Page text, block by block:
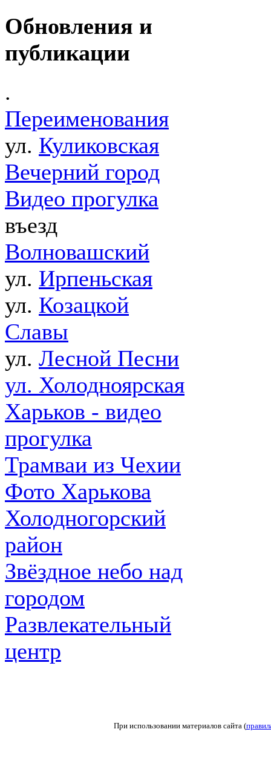
Обновления и
публикации
.
Переименования
ул. Куликовская
Вечерний город
Видео прогулка
въезд
Волновашский
ул. Ирпеньская
ул. Козацкой
Славы
ул. Лесной Песни
ул. Холодноярская
Харьков - видео
прогулка
Трамваи из Чехии
Фото Харькова
Холодногорский
район
Звёздное небо над
городом
Развлекательный
центр
При использовании материалов сайта (